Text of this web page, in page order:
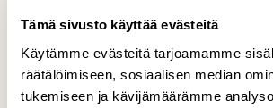
Tämä sivusto käyttää evästeitä
Käytämme evästeitä tarjoamamme
räätälöimiseen, sosiaalisen median
tukemiseen ja kävijämäärämme
Hopeaseppiä tuli